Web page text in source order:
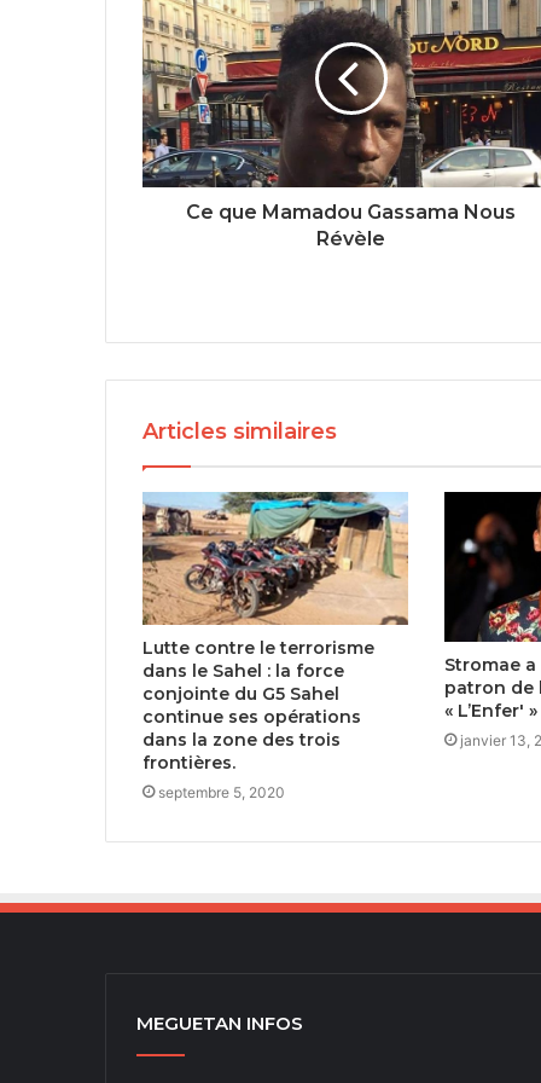
Ce que Mamadou Gassama Nous
Révèle
Articles similaires
Lutte contre le terrorisme
dans le Sahel : la force
conjointe du G5 Sahel
continue ses opérations
dans la zone des trois
frontières.
septembre 5, 2020
Stromae
patron de
« L’Enfer'
janvier 13,
MEGUETAN INFOS